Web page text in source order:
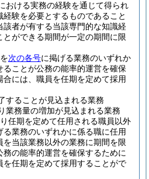
おける実務の経験を通じて得られ
験を必要とするものであること
該者が有する当該専門的な知識経
ができる期間が一定の期間に限
次の各号に掲げる業務のいずれか
ることが公務の能率的運営を確保
には、職員を任期を定めて採用
することが見込まれる業務
業務量の増加が見込まれる業務
任期を定めて任用される職員以外
る業務のいずれかに係る職に任用
当該業務以外の業務に期間を限
務の能率的運営を確保するために
を任期を定めて採用することがで